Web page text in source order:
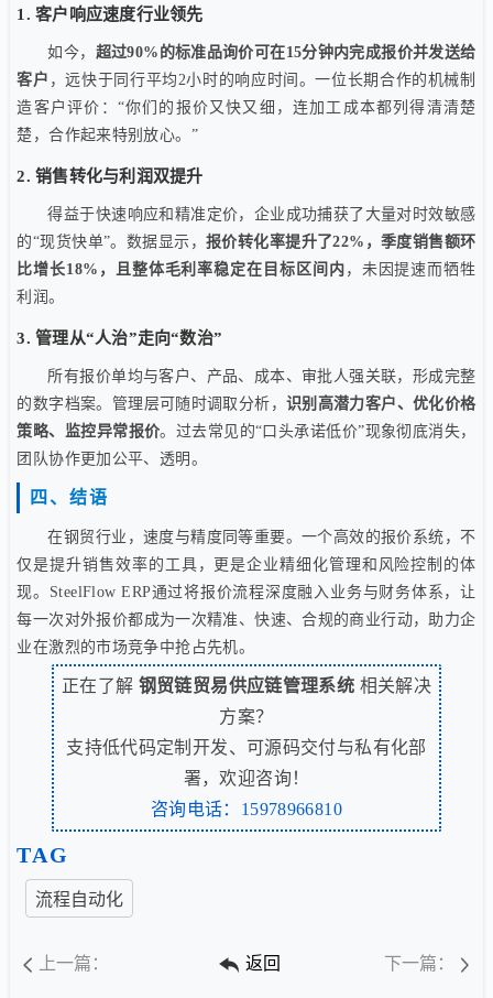
1. 客户响应速度行业领先
如今， 超过90%的标准品询价可在15分钟内完成报价并发送给
客户 ，远快于同行平均2小时的响应时间。一位长期合作的机械制
造客户评价：“你们的报价又快又细，连加工成本都列得清清楚
楚，合作起来特别放心。”
2. 销售转化与利润双提升
得益于快速响应和精准定价，企业成功捕获了大量对时效敏感
的“现货快单”。数据显示， 报价转化率提升了22%，季度销售额环
比增长18%，且整体毛利率稳定在目标区间内 ，未因提速而牺牲
利润。
3. 管理从“人治”走向“数治”
所有报价单均与客户、产品、成本、审批人强关联，形成完整
的数字档案。管理层可随时调取分析， 识别高潜力客户、优化价格
策略、监控异常报价。过去常见的“口头承诺低价”现象彻底消失，
团队协作更加公平、透明。
四、结语
在钢贸行业，速度与精度同等重要。一个高效的报价系统，不
仅是提升销售效率的工具，更是企业精细化管理和风险控制的体
现。SteelFlow ERP通过将报价流程深度融入业务与财务体系，让
每一次对外报价都成为一次精准、快速、合规的商业行动，助力企
业在激烈的市场竞争中抢占先机。
正在了解 钢贸链贸易供应链管理系统 相关解决
方案？
支持低代码定制开发、可源码交付与私有化部
署，欢迎咨询！
咨询电话：15978966810
TAG
流程自动化
上一篇： 返回 下一篇：